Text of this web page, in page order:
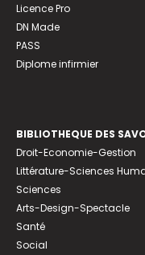
Licence Pro
DN Made
PASS
Diplome infirmier
BIBLIOTHEQUE DES
Droit-Economie-Gestion
Littérature-Sciences
Sciences
Arts-Design-Spectacle
Santé
Social